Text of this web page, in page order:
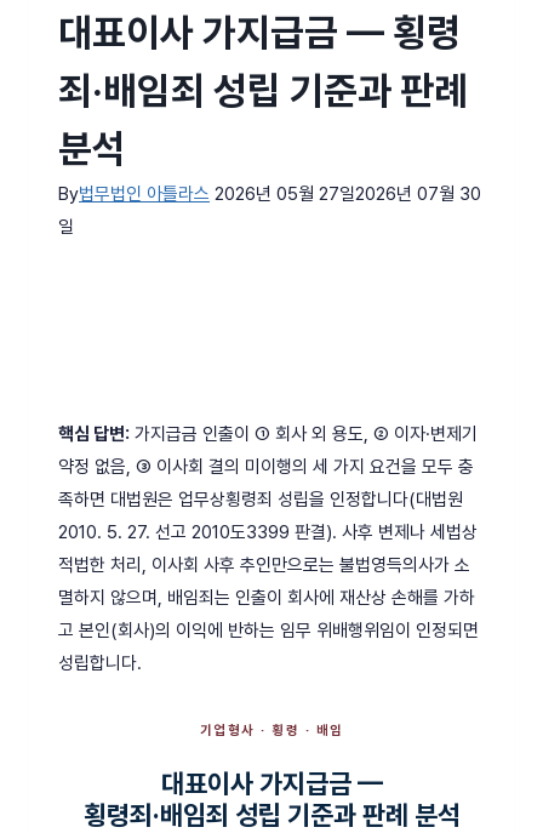
대표이사 가지급금 — 횡령
죄·배임죄 성립 기준과 판례
분석
By법무법인 아틀라스 2026년 05월 27일2026년 07월 30
일
핵심 답변: 가지급금 인출이 ① 회사 외 용도, ② 이자·변제기
약정 없음, ③ 이사회 결의 미이행의 세 가지 요건을 모두 충
족하면 대법원은 업무상횡령죄 성립을 인정합니다(대법원
2010. 5. 27. 선고 2010도3399 판결). 사후 변제나 세법상
적법한 처리, 이사회 사후 추인만으로는 불법영득의사가 소
멸하지 않으며, 배임죄는 인출이 회사에 재산상 손해를 가하
고 본인(회사)의 이익에 반하는 임무 위배행위임이 인정되면
성립합니다.
기업형사 · 횡령 · 배임
대표이사 가지급금 —
횡령죄·배임죄 성립 기준과 판례 분석